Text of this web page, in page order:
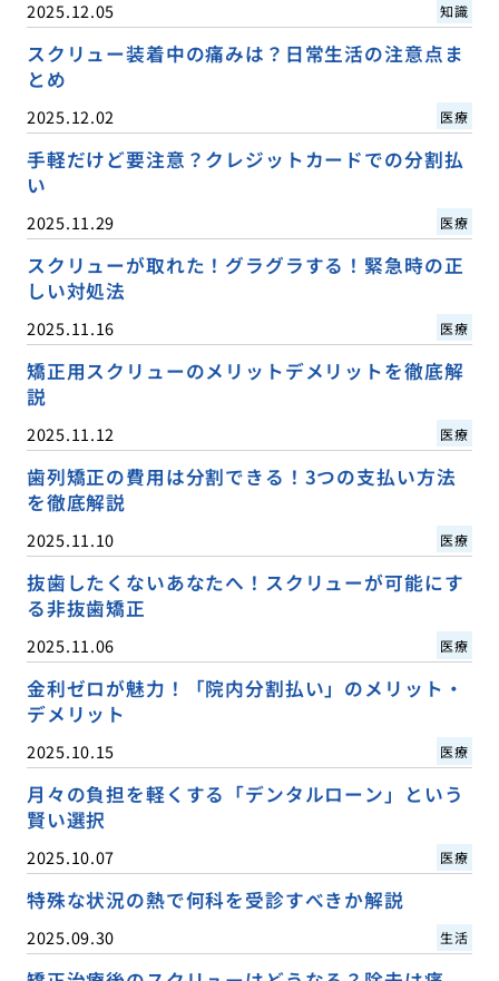
2025.12.05 知識
スクリュー装着中の痛みは？日常生活の注意点ま
とめ
2025.12.02 医療
手軽だけど要注意？クレジットカードでの分割払
い
2025.11.29 医療
スクリューが取れた！グラグラする！緊急時の正
しい対処法
2025.11.16 医療
矯正用スクリューのメリットデメリットを徹底解
説
2025.11.12 医療
歯列矯正の費用は分割できる！3つの支払い方法
を徹底解説
2025.11.10 医療
抜歯したくないあなたへ！スクリューが可能にす
る非抜歯矯正
2025.11.06 医療
金利ゼロが魅力！「院内分割払い」のメリット・
デメリット
2025.10.15 医療
月々の負担を軽くする「デンタルローン」という
賢い選択
2025.10.07 医療
特殊な状況の熱で何科を受診すべきか解説
2025.09.30 生活